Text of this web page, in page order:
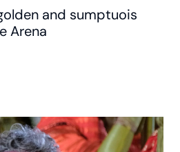
and sumptuois
Arena